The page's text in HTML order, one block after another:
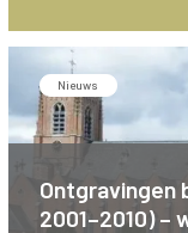
Nieuws
Ontgravingen
2001–2010) –